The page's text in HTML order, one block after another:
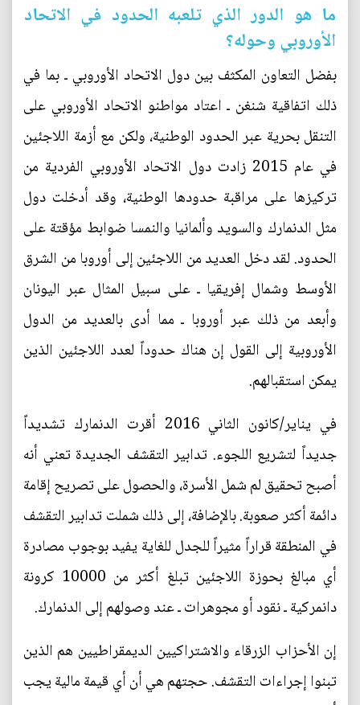
ما هو الدور الذي تلعبه الحدود في الاتحاد
الأوروبي وحوله؟
بفضل التعاون المكثف بين دول الاتحاد الأوروبي ـ بما في
ذلك اتفاقية شنغن ـ اعتاد مواطنو الاتحاد الأوروبي على
التنقل بحرية عبر الحدود الوطنية، ولكن مع أزمة اللاجئين
في عام 2015 زادت دول الاتحاد الأوروبي الفردية من
تركيزها على مراقبة حدودها الوطنية، وقد أدخلت دول
مثل الدنمارك والسويد وألمانيا والنمسا ضوابط مؤقتة على
الحدود. لقد دخل العديد من اللاجئين إلى أوروبا من الشرق
الأوسط وشمال إفريقيا ـ على سبيل المثال عبر اليونان
وأبعد من ذلك عبر أوروبا ـ مما أدى بالعديد من الدول
الأوروبية إلى القول إن هناك حدوداً لعدد اللاجئين الذين
يمكن استقبالهم.
في يناير/كانون الثاني 2016 أقرت الدنمارك تشديداً
جديداً لتشريع اللجوء. تدابير التقشف الجديدة تعني أنه
أصبح تحقيق لم شمل الأسرة، والحصول على تصريح إقامة
دائمة أكثر صعوبة. بالإضافة، إلى ذلك شملت تدابير التقشف
في المنطقة قراراً مثيراً للجدل للغاية يفيد بوجوب مصادرة
أي مبالغ بحوزة اللاجئين تبلغ أكثر من 10000 كرونة
دانمركية ـ نقود أو مجوهرات ـ عند وصولهم إلى الدنمارك.
إن الأحزاب الزرقاء والاشتراكيين الديمقراطيين هم الذين
تبنوا إجراءات التقشف. حجتهم هي أن أي قيمة مالية يجب